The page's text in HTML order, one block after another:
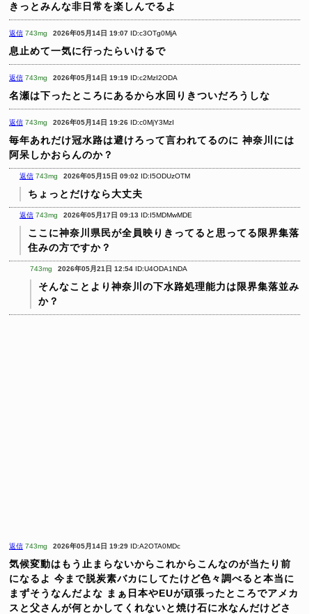
きっとみんな非日常を楽しんでるよ
返信 743mg 2026年05月14日 19:07 ID:c3OTg0MjA
息止めて一気に行ったらいけるで
返信 743mg 2026年05月14日 19:19 ID:c2MzI2ODA
名瀬は下ったところにあるから水回りきついだろうしな
返信 743mg 2026年05月14日 19:26 ID:c0MjY3MzI
毎年あれだけ冠水路は避けろって言われてるのに 神奈川には
阿呆しかおらんのか？
返信 743mg 2026年05月15日 09:02 ID:I5ODUzOTM
ちょっとだけなら大丈夫
返信 743mg 2026年05月17日 09:13 ID:I5MDMwMDE
ここに神奈川県民が全員映りきってると思ってる限界集落
住みの方ですか？
743mg 2026年05月21日 12:54 ID:U4ODA1NDA
そんなことより神奈川の下水路処理能力は限界集落並み
か？
返信 743mg 2026年05月14日 19:29 ID:A2OTA0MDc
気候変動はもう止まらないからこれからこんなのが当たり前
になるよ 今まで脱炭素バカにしてたけど色々調べると本当に
まずそうなんだよな まぁ日本やEUが頑張ったところでアメカ
スと父さんが何とかしてくれないと焼け石に水なんだけどさ